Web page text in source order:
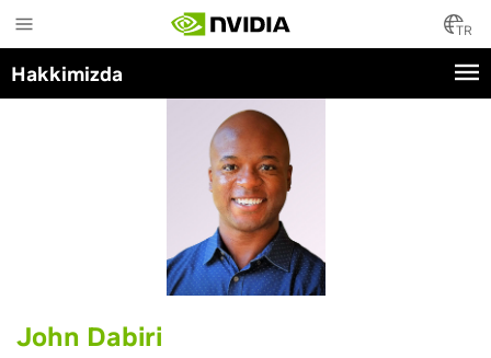
to
main
content
TR
Hakkimizda
John Dabiri